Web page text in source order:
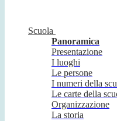
Scuola
Panoramica
Presentazione
I luoghi
Le persone
I numeri della
Le carte della
Organizzazione
La storia